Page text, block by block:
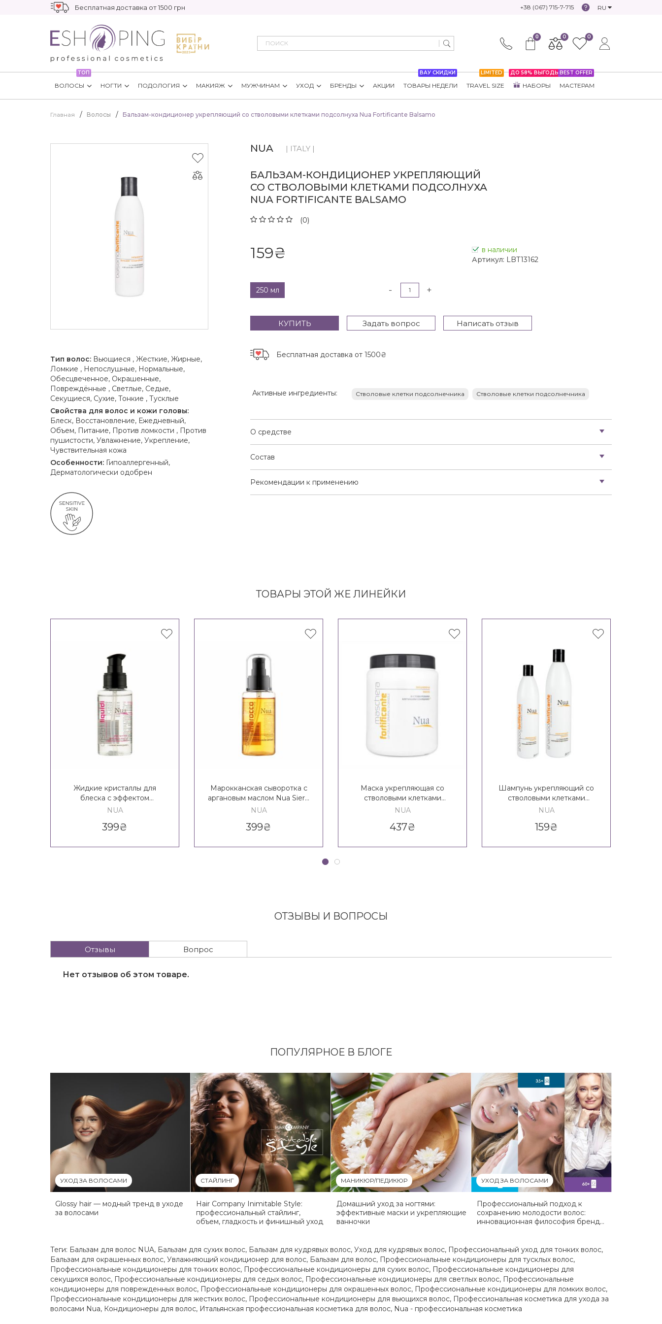
Бесплатная доставка от 1500 грн +38 (067) 715-7-715 RU
0 0 0
ТОП
ВОЛОСЫ НОГТИ ПОДОЛОГИЯ МАКИЯЖ МУЖЧИНАМ УХОД БРЕНДЫ АКЦИИ
ВАУ СКИДКИ
ТОВАРЫ НЕДЕЛИ
LIMITED
TRAVEL SIZE
ДО 58% ВЫГОДЫ
НАБОРЫ
BEST OFFER
МАСТЕРАМ
Главная Волосы Бальзам-кондиционер укрепляющий со стволовыми клетками подсолнуха Nua Fortificante Balsamo
Тип волос: Вьющиеся , Жесткие, Жирные,
Ломкие , Непослушные, Нормальные,
Обесцвеченное, Окрашенные,
Повреждённые , Светлые, Седые,
Секущиеся, Сухие, Тонкие , Тусклые
Свойства для волос и кожи головы:
Блеск, Восстановление, Ежедневный,
Объем, Питание, Против ломкости , Против
пушистости, Увлажнение, Укрепление,
Чувствительная кожа
Особенности: Гипоаллергенный,
Дерматологически одобрен
NUA | ITALY |
БАЛЬЗАМ-КОНДИЦИОНЕР УКРЕПЛЯЮЩИЙ
СО СТВОЛОВЫМИ КЛЕТКАМИ ПОДСОЛНУХА
NUA FORTIFICANTE BALSAMO
(0)
159₴
в наличии
Артикул: LBT13162
250 мл - +
КУПИТЬ Задать вопрос Написать отзыв
Бесплатная доставка от 1500₴
Активные ингредиенты: Стволовые клетки подсолнечника Стволовые клетки подсолнечника
О средстве
Состав
Рекомендации к применению
ТОВАРЫ ЭТОЙ ЖЕ ЛИНЕЙКИ
Жидкие кристаллы для
блеска с эффектом
ламинирования Nua Cristalli
NUA
399₴
Марокканская сыворотка с
аргановым маслом Nua Siero
Del Marocco
NUA
399₴
Маска укрепляющая со
стволовыми клетками
подсолнуха Nua Fortificante
NUA
437₴
Шампунь укрепляющий со
стволовыми клетками
подсолнуха Nua Fortificante
NUA
159₴
ОТЗЫВЫ И ВОПРОСЫ
Отзывы Вопрос
Нет отзывов об этом товаре.
ПОПУЛЯРНОЕ В БЛОГЕ
УХОД ЗА ВОЛОСАМИ
Glossy hair — модный тренд в уходе
за волосами
СТАЙЛИНГ
Hair Company Inimitable Style:
профессиональный стайлинг,
объем, гладкость и финишный уход
МАНИКЮР/ПЕДИКЮР
Домашний уход за ногтями:
эффективные маски и укрепляющие
ванночки
УХОД ЗА ВОЛОСАМИ
Профессиональный подход к
сохранению молодости волос:
инновационная философия бренда
Теги: Бальзам для волос NUA, Бальзам для сухих волос, Бальзам для кудрявых волос, Уход для кудрявых волос, Профессиональный уход для тонких волос,
Бальзам для окрашенных волос, Увлажняющий кондиционер для волос, Бальзам для волос, Профессиональные кондиционеры для тусклых волос,
Профессиональные кондиционеры для тонких волос, Профессиональные кондиционеры для сухих волос, Профессиональные кондиционеры для
секущихся волос, Профессиональные кондиционеры для седых волос, Профессиональные кондиционеры для светлых волос, Профессиональные
кондиционеры для поврежденных волос, Профессиональные кондиционеры для окрашенных волос, Профессиональные кондиционеры для ломких волос,
Профессиональные кондиционеры для жестких волос, Профессиональные кондиционеры для вьющихся волос, Профессиональная косметика для ухода за
волосами Nua, Кондиционеры для волос, Итальянская профессиональная косметика для волос, Nua - профессиональная косметика